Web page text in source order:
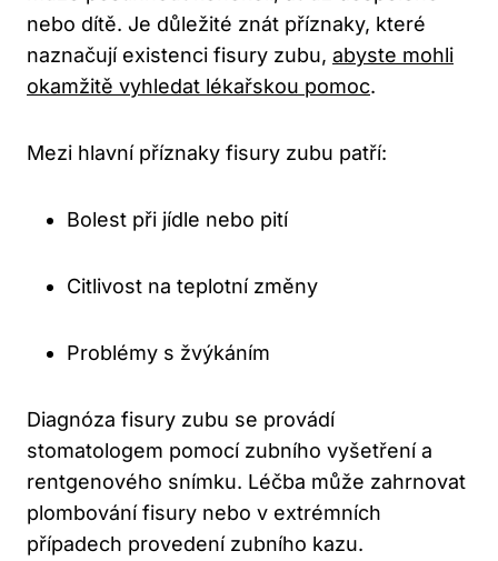
nebo dítě. Je důležité znát příznaky, které
naznačují existenci fisury zubu, abyste mohli
okamžitě vyhledat lékařskou pomoc.
Mezi hlavní příznaky fisury zubu patří:
Bolest při jídle nebo pití
Citlivost na teplotní změny
Problémy s žvýkáním
Diagnóza fisury zubu se provádí
stomatologem pomocí zubního vyšetření a
rentgenového snímku. Léčba může zahrnovat
plombování fisury nebo v extrémních
případech provedení zubního kazu.